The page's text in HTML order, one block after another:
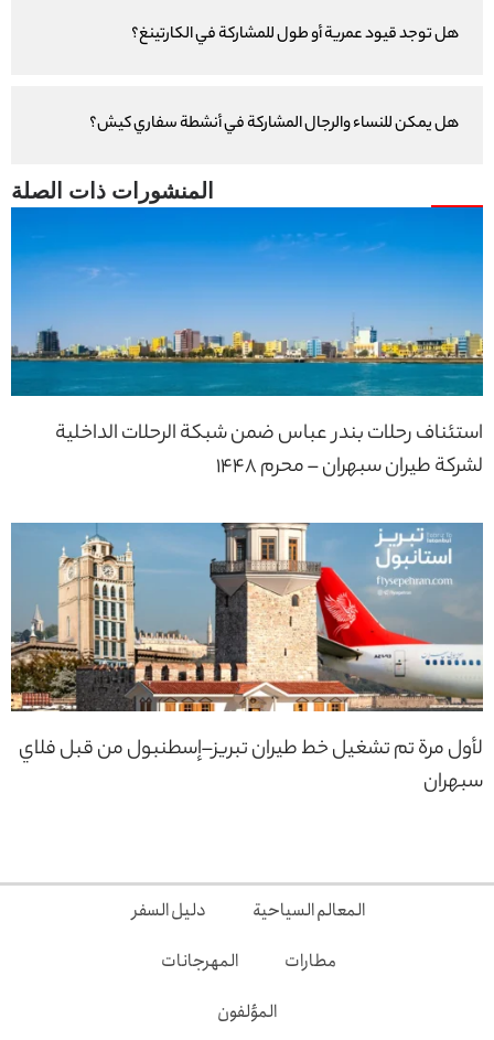
هل توجد قيود عمرية أو طول للمشاركة في الكارتينغ؟
هل يمكن للنساء والرجال المشاركة في أنشطة سفاري كيش؟
استئناف رحلات بندر عباس ضمن شبكة الرحلات الداخلية
لشركة طيران سبهران – محرم 1448
لأول مرة تم تشغيل خط طيران تبريز–إسطنبول من قبل فلاي
سبهران
المعالم السياحية
دليل السفر
مطارات
المهرجانات
المؤلفون